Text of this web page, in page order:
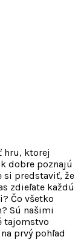
hru, ktorej
dobre poznajú
si predstaviť, že
zdieľate každú
Čo všetko
Sú našimi
tajomstvo
prvý pohľad